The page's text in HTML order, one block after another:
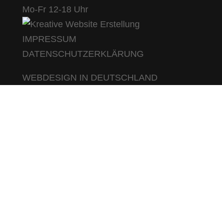
Mo-Fr 12-18 Uhr
IMPRESSUM
DATENSCHUTZERKLÄRUNG
WEBDESIGN IN DEUTSCHLAND